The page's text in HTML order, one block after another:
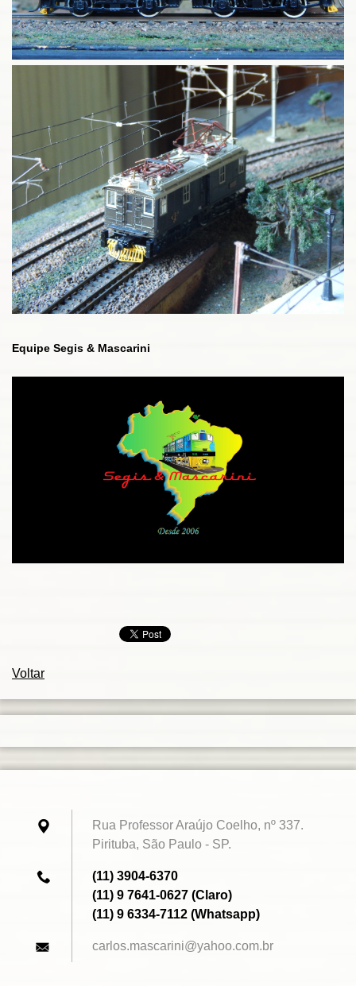
Equipe Segis & Mascarini
Voltar
Rua Professor Araújo Coelho, nº 337.
Pirituba, São Paulo - SP.
(11) 3904-6370
(11) 9 7641-0627 (Claro)
(11) 9 6334-7112 (Whatsapp)
carlos.mascarini@yahoo.com.br